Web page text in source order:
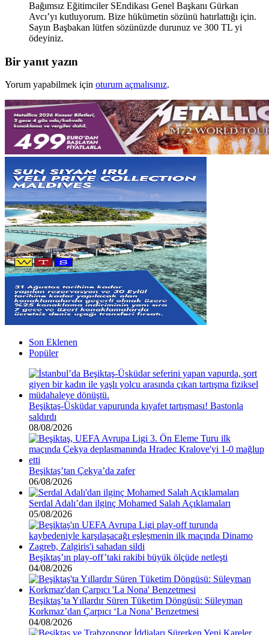
Bağımsız Eğitimciler SEndikası Genel Başkanı Gürkan
Avcı’yı kutluyorum. Bize hükümetin sözünü hatırlattığı için.
Sayın Başbakan lütfen sözünüzde durunuz ve 300 TL yi
ödeyiniz.
Bir yanıt yazın
Yorum yapabilmek için oturum açmalısınız.
Son Eklenen
Popüler
Beşiktaş-Üsküdar vapurunda kıyafet tartışması! Bastonla
saldırdı
08/08/2026
Beşiktaş’tan Çekya’da zafer
06/08/2026
Serdal Adalı’dan ilginç Mohamed Salah Açıklamaları
05/08/2026
Beşiktaş’ın play-off’taki rakibi büyük ölçüde netleşti
04/08/2026
Beşiktaş’ta Yıllardır Süren Tüketim Döngüsü: Süleyman
Korkmaz’dan Çarpıcı ‘La Nona’ Benzetmesi
04/08/2026